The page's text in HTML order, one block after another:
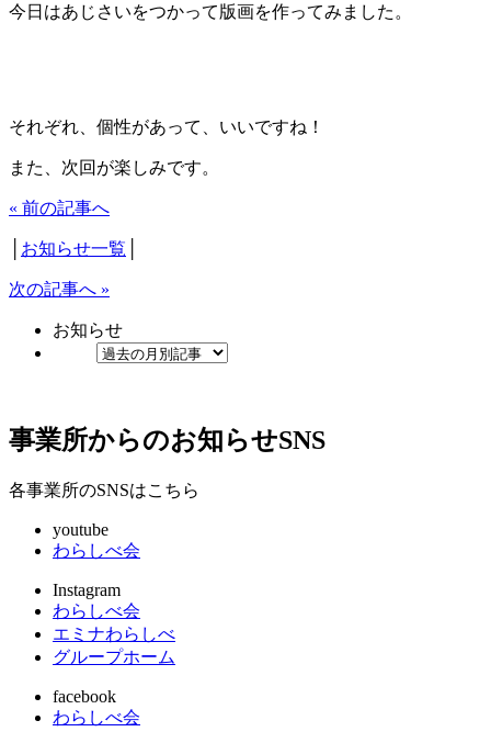
今日はあじさいをつかって版画を作ってみました。
それぞれ、個性があって、いいですね！
また、次回が楽しみです。
« 前の記事へ
お知らせ一覧
次の記事へ »
お知らせ
事業所からのお知らせSNS
各事業所のSNSはこちら
youtube
わらしべ会
Instagram
わらしべ会
エミナわらしべ
グループホーム
facebook
わらしべ会